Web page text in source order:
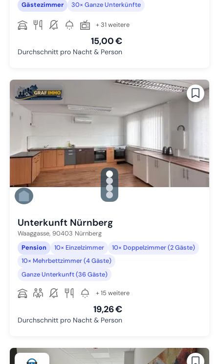
Gästezimmer 30× Ganze Unterkünfte
+ 31 weitere
15,00 €
Durchschnitt pro Nacht & Person
gallery.slide_selector
Zu Slide 1 wechseln
Zu Slide 2 wechseln
Zu Slide 3 wechseln
Zu Slide 4 wechseln
Unterkunft Nürnberg
Waaggasse, 90403 Nürnberg
Pension
10× Einzelzimmer
10× Doppelzimmer (2 Gäste)
10× Mehrbettzimmer (4 Gäste)
Ganze Unterkunft (36 Gäste)
+ 15 weitere
19,26 €
Durchschnitt pro Nacht & Person